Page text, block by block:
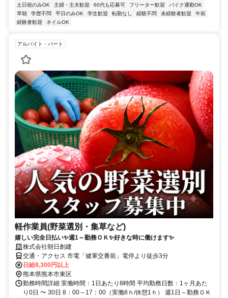
土日祝のみOK
主婦・主夫歓迎 60代も応募可 フリーター歓迎
バイク通勤OK
早朝
学歴不問 平日のみOK 学生歓迎 転勤なし 経験不問 未経験者歓迎
午前
経験者歓迎
ネイルOK
アルバイト・パート
軽作業員(野菜選別・集草など)
嬉しい完全日払い✨週1～勤務ＯＫ✨好きな時に働けます✨
株式会社朝日創建
交通・アクセス 市電「健軍交番前」電停より徒歩3分
日給8,300円以上
熊本県熊本市東区
勤務時間詳細 実働時間：1日あたり8時間 平均勤務日数：1ヶ月あた
り0日 〜 30日 8：00～17：00（実働8ｈ/休憩1ｈ） 週1日～勤務ＯＫ